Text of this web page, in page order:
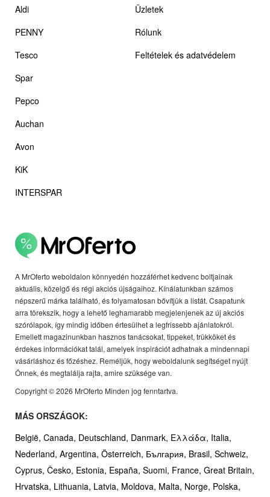
A MrOferto weboldalon könnyedén hozzáférhet kedvenc boltjainak
aktuális, közelgő és régi akciós újságaihoz. Kínálatunkban számos
népszerű márka található, és folyamatosan bővítjük a listát. Csapatunk
arra törekszik, hogy a lehető leghamarabb megjelenjenek az új akciós
szórólapok, így mindig időben értesülhet a legfrissebb ajánlatokról.
Emellett magazinunkban hasznos tanácsokat, tippeket, trükköket és
érdekes információkat talál, amelyek inspirációt adhatnak a mindennapi
vásárláshoz és főzéshez. Reméljük, hogy weboldalunk segítséget nyújt
Önnek, és megtalálja rajta, amire szüksége van.
Copyright © 2026 MrOferto Minden jog fenntartva.
Aldi
PENNY
Tesco
Spar
Pepco
Auchan
Avon
KiK
INTERSPAR
Üzletek
Rólunk
Feltételek és adatvédelem
MÁS ORSZÁGOK:
België, Canada, Deutschland, Danmark, Ελλάδα, Italia,
Nederland, Argentina, Österreich, България, Brasil, Schweiz,
Cyprus, Česko, Estonia, España, Suomi, France, Great Britain,
Hrvatska, Lithuania, Latvia, Moldova, Malta, Norge, Polska,